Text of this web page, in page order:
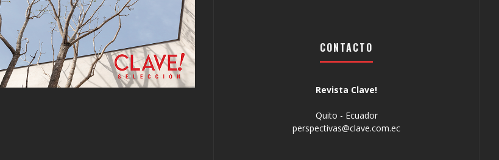
CONTACTO
Revista Clave!
Quito - Ecuador
perspectivas@clave.com.ec